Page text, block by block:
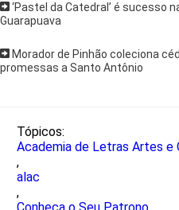
‘Pastel da Catedral’ é sucesso
Guarapuava
Morador de Pinhão coleciona
promessas a Santo Antônio
Tópicos:
Academia de Letras Artes e
,
alac
,